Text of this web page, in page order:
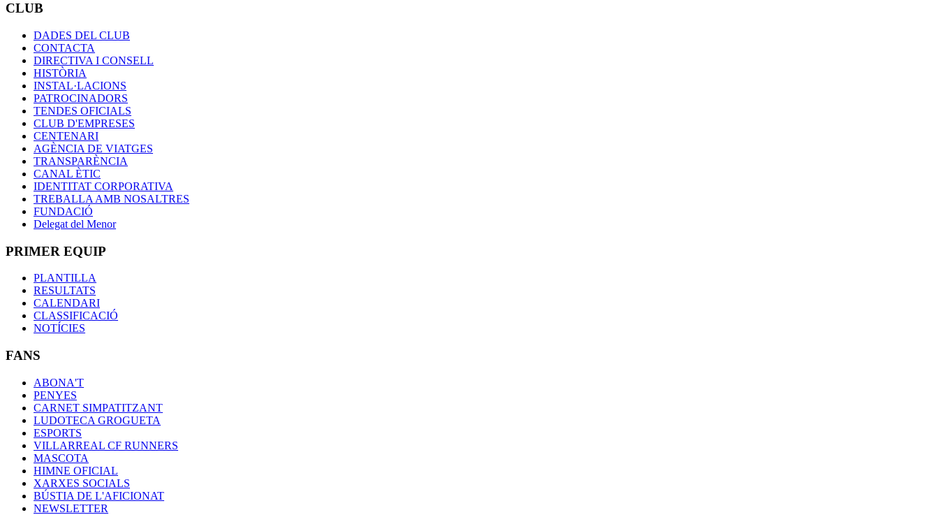
CLUB
DADES DEL CLUB
CONTACTA
DIRECTIVA I CONSELL
HISTÒRIA
INSTAL·LACIONS
PATROCINADORS
TENDES OFICIALS
CLUB D'EMPRESES
CENTENARI
AGÈNCIA DE VIATGES
TRANSPARÈNCIA
CANAL ÈTIC
IDENTITAT CORPORATIVA
TREBALLA AMB NOSALTRES
FUNDACIÓ
Delegat del Menor
PRIMER EQUIP
PLANTILLA
RESULTATS
CALENDARI
CLASSIFICACIÓ
NOTÍCIES
FANS
ABONA'T
PENYES
CARNET SIMPATITZANT
LUDOTECA GROGUETA
ESPORTS
VILLARREAL CF RUNNERS
MASCOTA
HIMNE OFICIAL
XARXES SOCIALS
BÚSTIA DE L'AFICIONAT
NEWSLETTER